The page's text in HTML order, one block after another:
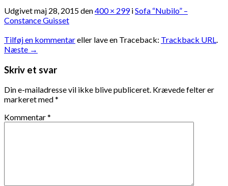
Udgivetmaj 28, 2015den400 × 299iSofa “Nubilo” –
Constance Guisset
Tilføj en kommentareller lave en Traceback: Trackback URL.
Næste →
Skriv et svar
Din e-mailadresse vil ikke blive publiceret. Krævede felter er
markeret med*
Kommentar*